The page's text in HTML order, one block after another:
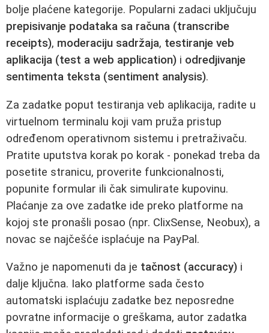
bolje plaćene kategorije. Popularni zadaci uključuju
prepisivanje podataka sa računa (transcribe
receipts), moderaciju sadržaja, testiranje veb
aplikacija (test a web application) i odredjivanje
sentimenta teksta (sentiment analysis).
Za zadatke poput testiranja veb aplikacija, radite u
virtuelnom terminalu koji vam pruža pristup
određenom operativnom sistemu i pretraživaču.
Pratite uputstva korak po korak - ponekad treba da
posetite stranicu, proverite funkcionalnosti,
popunite formular ili čak simulirate kupovinu.
Plaćanje za ove zadatke ide preko platforme na
kojoj ste pronašli posao (npr. ClixSense, Neobux), a
novac se najčešće isplaćuje na PayPal.
Važno je napomenuti da je tačnost (accuracy) i
dalje ključna. Iako platforme sada često
automatski isplaćuju zadatke bez neposredne
povratne informacije o greškama, autor zadatka